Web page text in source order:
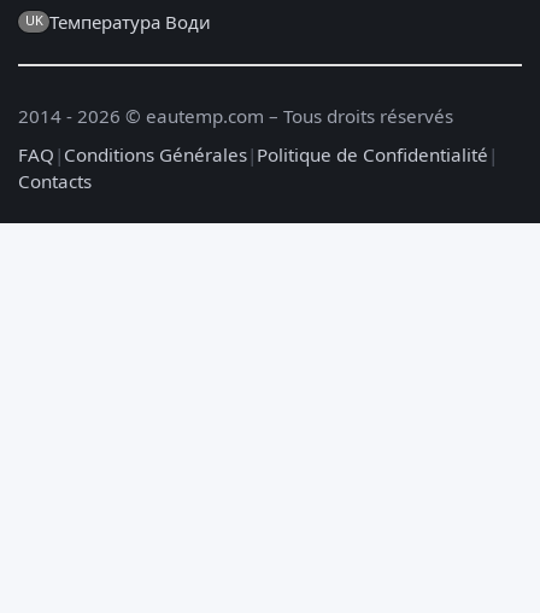
UK Температура Води
2014 - 2026 © eautemp.com – Tous droits réservés
FAQ | Conditions Générales| Politique de Confidentialité |
Contacts